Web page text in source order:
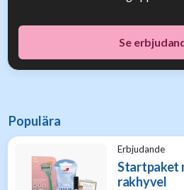
Se
Populära
Erbjudande
Startpaket
rakhyvel